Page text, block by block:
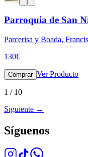
Parroquia de San
Parcerisa y Boada,
130€
Comprar Ver Producto
1 / 10
Siguiente →
Síguenos